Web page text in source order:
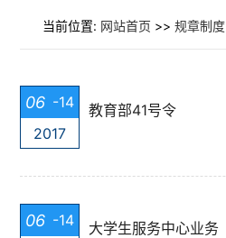
当前位置: 网站首页 >>规章制度
06 -14
2017
教育部41号令
06 -14
大学生服务中心业务